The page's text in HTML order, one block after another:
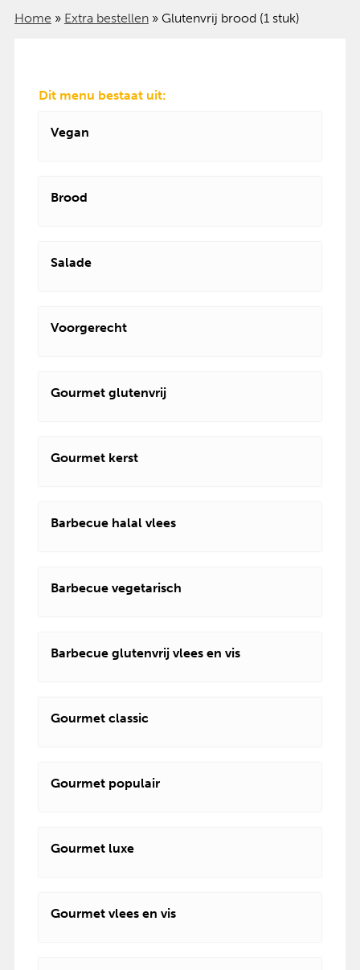
Home » Extra bestellen» Glutenvrij brood (1 stuk)
Dit menu bestaat uit:
Vegan
Brood
Salade
Voorgerecht
Gourmet glutenvrij
Gourmet kerst
Barbecue halal vlees
Barbecue vegetarisch
Barbecue glutenvrij vlees en vis
Gourmet classic
Gourmet populair
Gourmet luxe
Gourmet vlees en vis